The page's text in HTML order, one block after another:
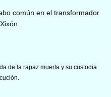
común en el transformador
de la rapaz muerta y su custodia